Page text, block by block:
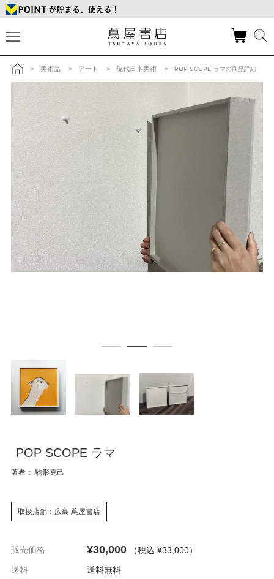
トップ
> 美術品 > アート > 現代日本美術 > POP SCOPE ラマの商品詳細
POP SCOPE ラマ
著者： 駒形克己
取扱店舗：広島 蔦屋書店
販売価格 ¥30,000 （税込 ¥33,000）
送料
送料無料